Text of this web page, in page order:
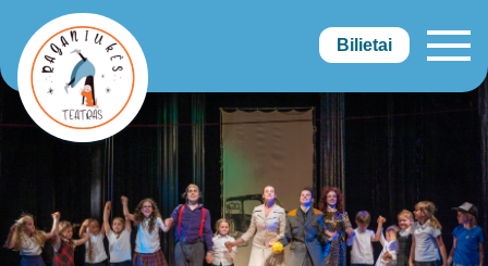
Raganiukės teatras
Bilietai